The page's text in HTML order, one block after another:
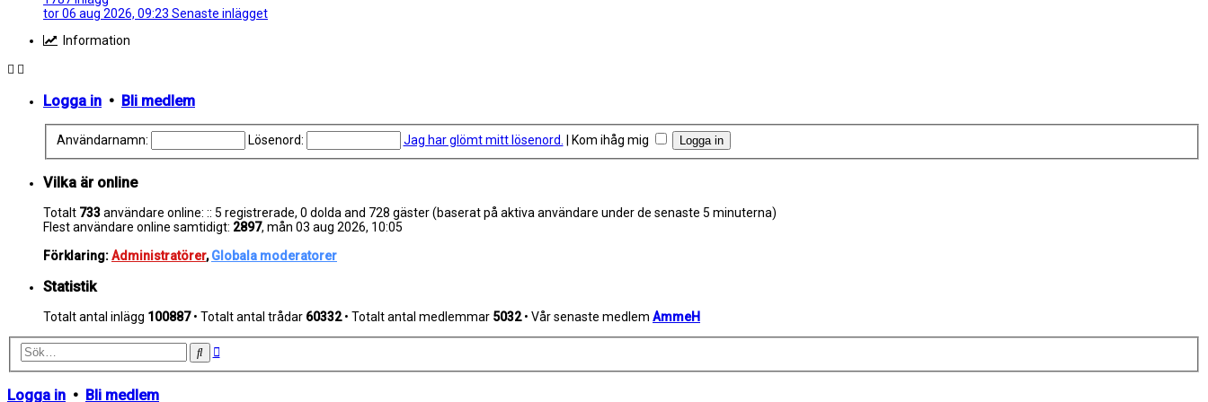
tor 06 aug 2026, 09:23 Senaste inlägget
Information
Logga in • Bli medlem
Användarnamn: Lösenord: Jag har glömt mitt lösenord. Kom ihåg mig
Vilka är online
Totalt 733användare online: :: 5 registrerade, 0 dolda and 728 gäster (baserat på aktiva användare under de senaste 5 minuterna)
Flest användare online samtidigt: 2897, mån 03 aug 2026, 10:05
Förklaring:Administratörer,Globala moderatorer
Statistik
Totalt antal inlägg 100887• Totalt antal trådar 60332• Totalt antal medlemmar 5032• Vår senaste medlem AmmeH
SökAvancerad
Logga in • Bli medlem